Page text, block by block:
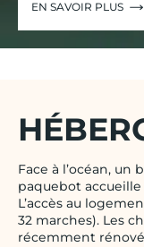
EN SAVOIR PLUS
Face à l’océan,
paquebot accueille
L’accès au
32 marches). Les
récemment